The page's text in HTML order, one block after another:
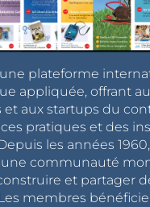
plateforme
appliquée, offrant
et aux startups du
pratiques et des
les années
communauté
et partager
membres